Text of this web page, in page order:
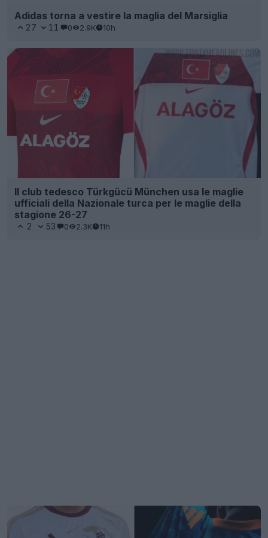
Adidas torna a vestire la maglia del Marsiglia
27 11 0 2.9K 10h
Il club tedesco Türkgücü München usa le maglie
ufficiali della Nazionale turca per le maglie della
stagione 26-27
2 53 0 2.3K 11h